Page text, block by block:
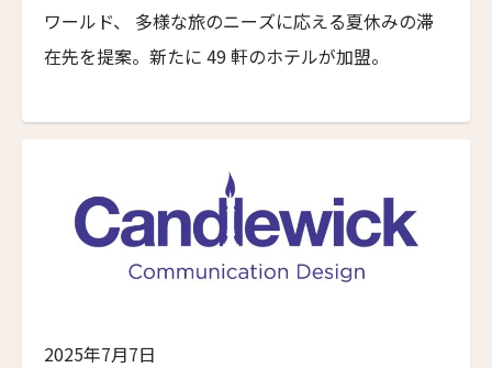
ワールド、 多様な旅のニーズに応える夏休みの滞
在先を提案。新たに 49 軒のホテルが加盟。
2025年7月7日